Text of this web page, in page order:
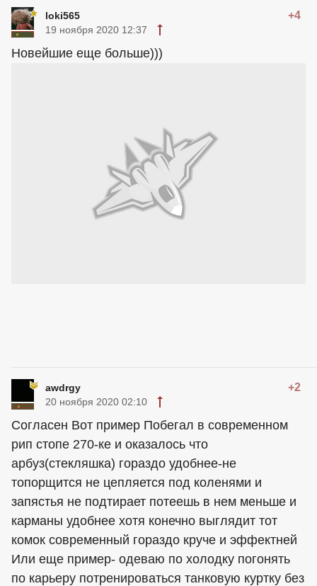
loki565 +4
19 ноября 2020 12:37
Новейшие еще больше)))
awdrgy +2
20 ноября 2020 02:10
Согласен Вот пример Побегал в современном
рип стопе 270-ке и оказалось что
арбуз(стекляшка) гораздо удобнее-не
топорщится не цепляется под коленями и
запястья не подтирает потеешь в нем меньше и
карманы удобнее хотя конечно выглядит тот
комок современный гораздо круче и эффектней
Или еще пример- одеваю по холодку погонять
по карьеру потренироваться танковую куртку без